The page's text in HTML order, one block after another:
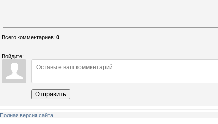
Всего комментариев: 0
Войдите:
Отправить
Полная версия сайта